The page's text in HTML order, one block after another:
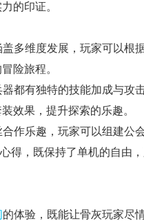
的印证。
多维度发展，玩家可以根
险旅程。
都有独特的技能加成与攻
效果，提升探索的乐趣。
作乐趣，玩家可以组建公
得，既保持了单机的自由
的体验，既能让骨灰玩家尽